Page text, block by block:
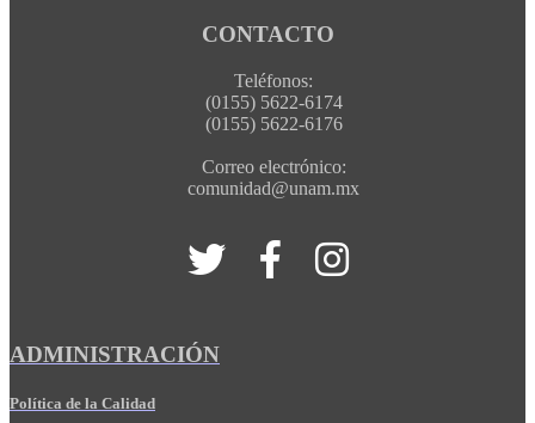
CONTACTO
Teléfonos:
(0155) 5622-6174
(0155) 5622-6176
Correo electrónico:
comunidad@unam.mx
ADMINISTRACIÓN
Política de la Calidad